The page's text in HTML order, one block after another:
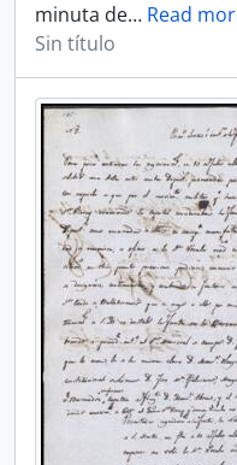
minuta de… Read
Sin título